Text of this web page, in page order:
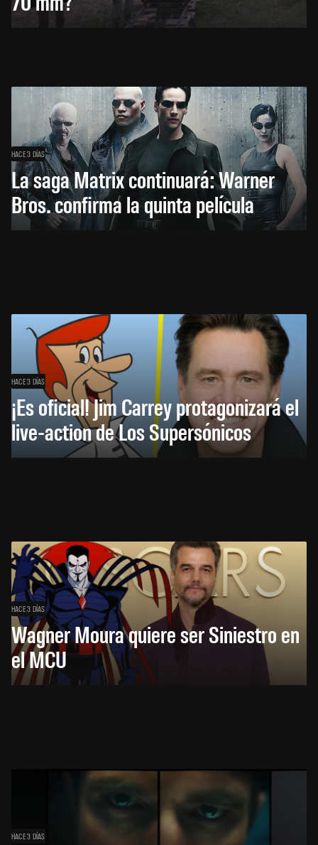
HACE 3 DÍAS
La saga Matrix continuará: Warner
Bros. confirma la quinta película
HACE 3 DÍAS
¡Es oficial! Jim Carrey protagonizará el
live-action de Los Supersónicos
HACE 3 DÍAS
Wagner Moura quiere ser Siniestro en
el MCU
HACE 3 DÍAS